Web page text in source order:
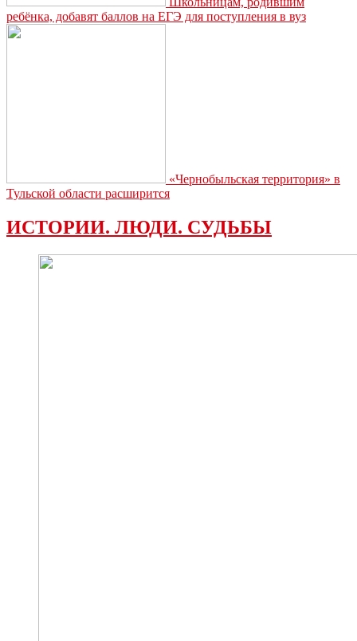
ребёнка, добавят баллов на ЕГЭ для поступления в вуз
«Чернобыльская территория» в
Тульской области расширится
ИСТОРИИ. ЛЮДИ. СУДЬБЫ